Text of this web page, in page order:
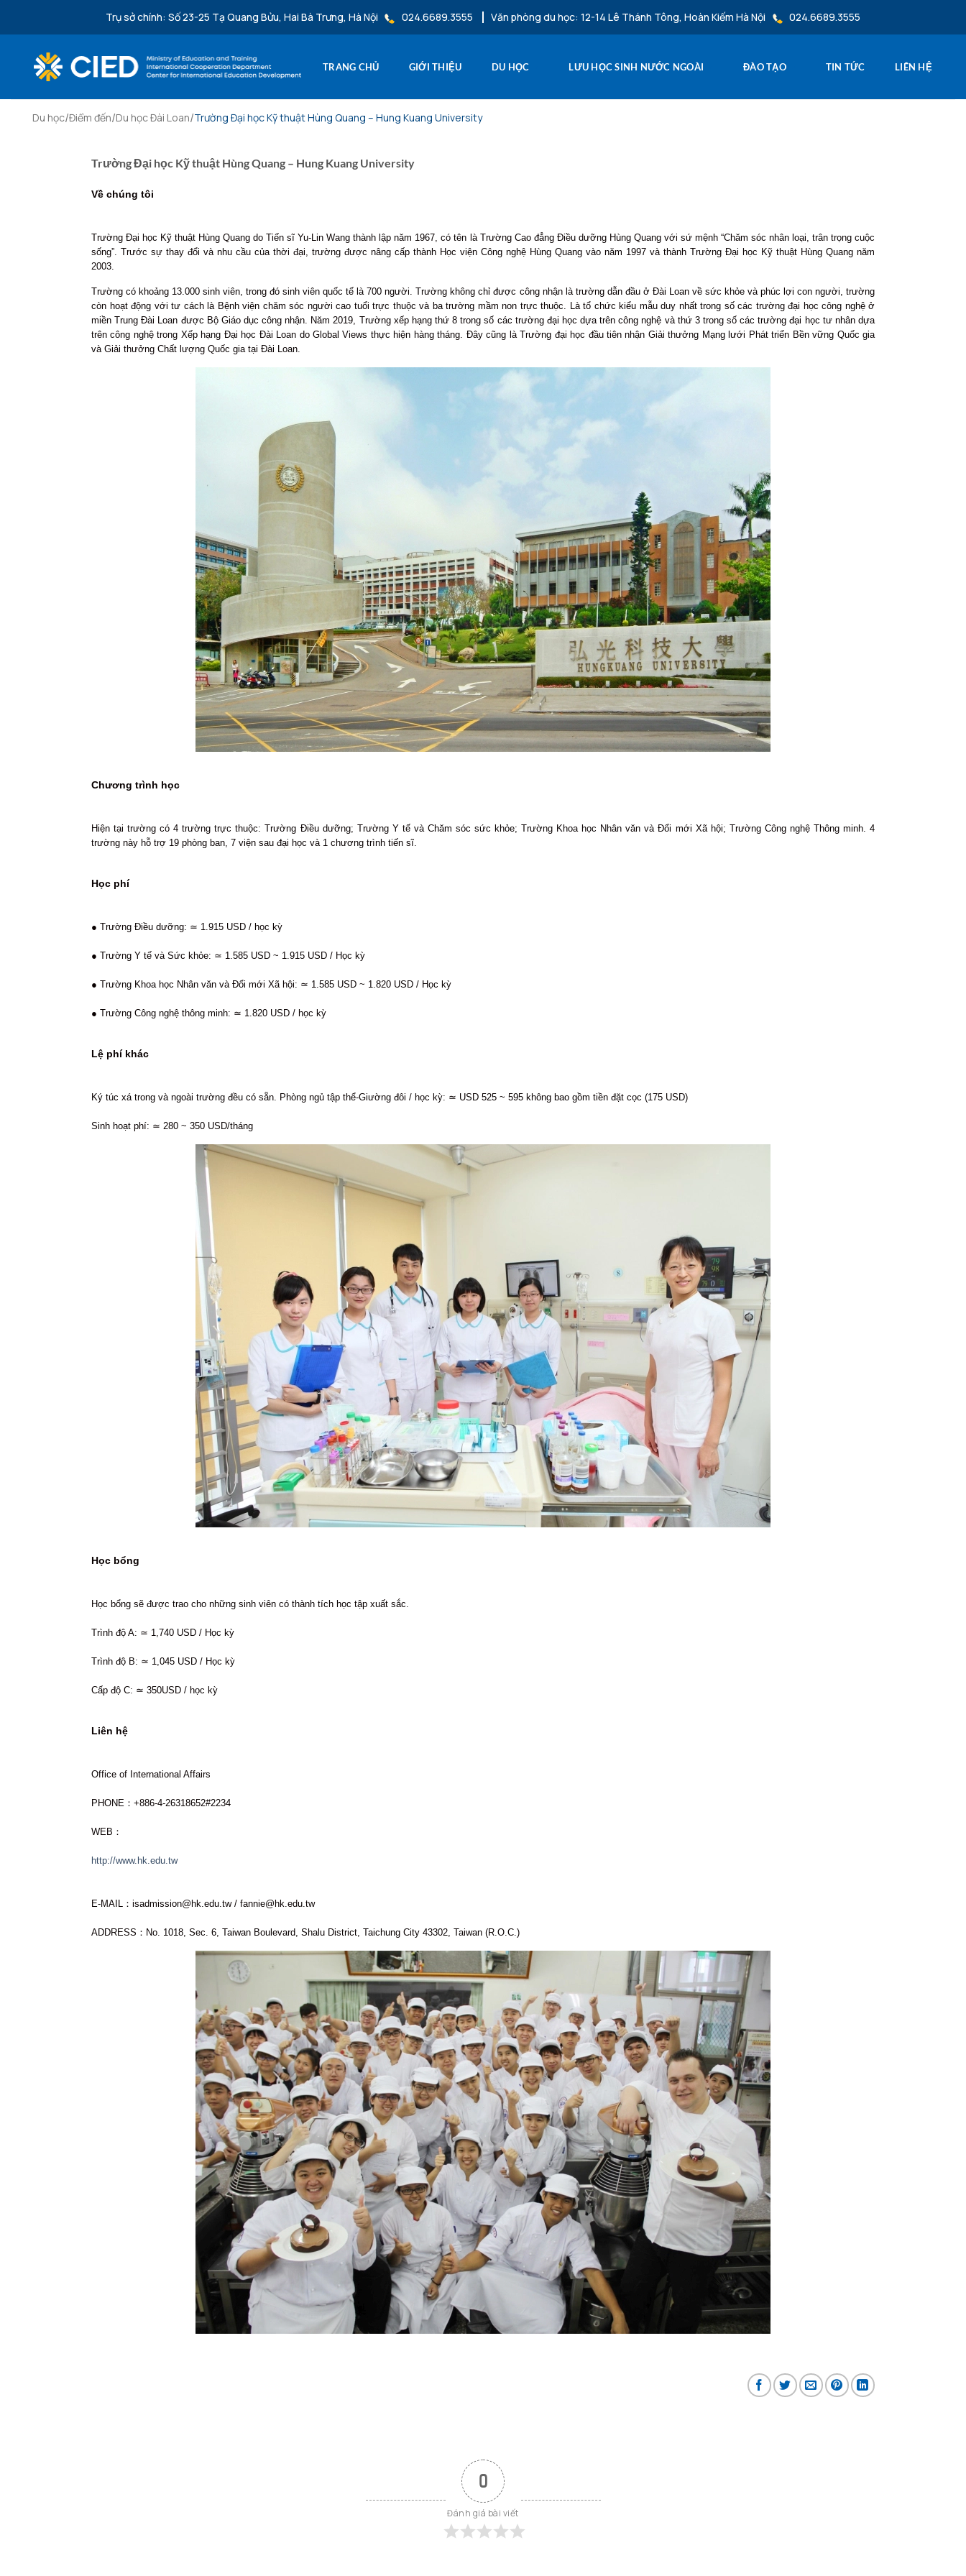
Trụ sở chính: Số 23-25 Tạ Quang Bửu, Hai Bà Trưng, Hà Nội 024.6689.3555 Văn phòng du học: 12-14 Lê Thánh Tông, Hoàn Kiếm Hà Nội 024.6689.3555
TRANG CHỦ GIỚI THIỆU DU HỌC LƯU HỌC SINH NƯỚC NGOÀI ĐÀO TẠO TIN TỨC LIÊN HỆ
Du học/Điểm đến/Du học Đài Loan/Trường Đại học Kỹ thuật Hùng Quang – Hung Kuang University
Trường Đại học Kỹ thuật Hùng Quang – Hung Kuang University
Về chúng tôi
Trường Đại học Kỹ thuật Hùng Quang do Tiến sĩ Yu-Lin Wang thành lập năm 1967, có tên là Trường Cao đẳng Điều dưỡng Hùng Quang với sứ mệnh “Chăm sóc nhân loại, trân trọng cuộc
sống”. Trước sự thay đổi và nhu cầu của thời đại, trường được nâng cấp thành Học viện Công nghệ Hùng Quang vào năm 1997 và thành Trường Đại học Kỹ thuật Hùng Quang năm
2003.
Trường có khoảng 13.000 sinh viên, trong đó sinh viên quốc tế là 700 người. Trường không chỉ được công nhận là trường dẫn đầu ở Đài Loan về sức khỏe và phúc lợi con người, trường
còn hoạt động với tư cách là Bệnh viện chăm sóc người cao tuổi trực thuộc và ba trường mầm non trực thuộc. Là tổ chức kiểu mẫu duy nhất trong số các trường đại học công nghệ ở
miền Trung Đài Loan được Bộ Giáo dục công nhận. Năm 2019, Trường xếp hạng thứ 8 trong số các trường đại học dựa trên công nghệ và thứ 3 trong số các trường đại học tư nhân dựa
trên công nghệ trong Xếp hạng Đại học Đài Loan do Global Views thực hiện hàng tháng. Đây cũng là Trường đại học đầu tiên nhận Giải thưởng Mạng lưới Phát triển Bền vững Quốc gia
và Giải thưởng Chất lượng Quốc gia tại Đài Loan.
Chương trình học
Hiện tại trường có 4 trường trực thuộc: Trường Điều dưỡng; Trường Y tế và Chăm sóc sức khỏe; Trường Khoa học Nhân văn và Đổi mới Xã hội; Trường Công nghệ Thông minh. 4
trường này hỗ trợ 19 phòng ban, 7 viện sau đại học và 1 chương trình tiến sĩ.
Học phí
● Trường Điều dưỡng: ≃ 1.915 USD / học kỳ
● Trường Y tế và Sức khỏe: ≃ 1.585 USD ~ 1.915 USD / Học kỳ
● Trường Khoa học Nhân văn và Đổi mới Xã hội: ≃ 1.585 USD ~ 1.820 USD / Học kỳ
● Trường Công nghệ thông minh: ≃ 1.820 USD / học kỳ
Lệ phí khác
Ký túc xá trong và ngoài trường đều có sẵn. Phòng ngủ tập thể-Giường đôi / học kỳ: ≃ USD 525 ~ 595 không bao gồm tiền đặt cọc (175 USD)
Sinh hoạt phí: ≃ 280 ~ 350 USD/tháng
Học bổng
Học bổng sẽ được trao cho những sinh viên có thành tích học tập xuất sắc.
Trình độ A: ≃ 1,740 USD / Học kỳ
Trình độ B: ≃ 1,045 USD / Học kỳ
Cấp độ C: ≃ 350USD / học kỳ
Liên hệ
Office of International Affairs
PHONE：+886-4-26318652#2234
WEB：
http://www.hk.edu.tw
E-MAIL：isadmission@hk.edu.tw / fannie@hk.edu.tw
ADDRESS：No. 1018, Sec. 6, Taiwan Boulevard, Shalu District, Taichung City 43302, Taiwan (R.O.C.)
0
Đánh giá bài viết